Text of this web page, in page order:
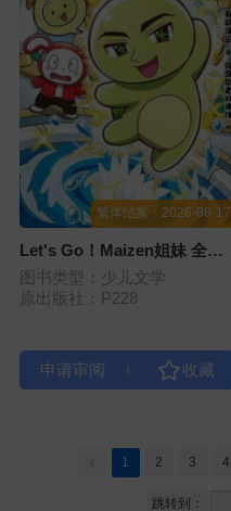
繁体结案：2026-08-17
Let's Go！Maizen姐妹 全身
变成黄金啦！（第五册）
图书类型：少儿文学
原出版社：P228
1 2 3 4
跳转到：